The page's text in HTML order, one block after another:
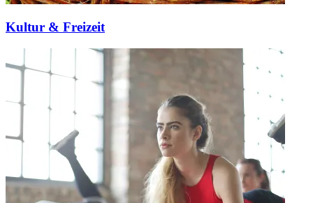
Kultur & Freizeit